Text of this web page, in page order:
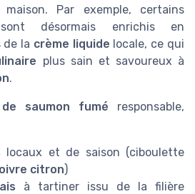
maison. Par exemple, certains
désormais enrichis en
de la crème liquide locale, ce qui
plus sain et savoureux à
.
saumon fumé responsable,
locaux et de saison (ciboulette
citron)
à tartiner issu de la filière